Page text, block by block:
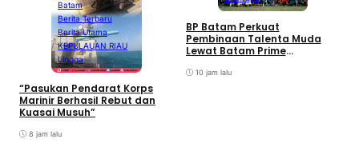
Batam
Berita Terbaru
Berita Utama
KEPULAUAN RIAU
Lingga
“Pasukan Pendarat Korps
Marinir Berhasil Rebut dan
Kuasai Musuh”
8 jam lalu
BP Batam Perkuat
Pembinaan Talenta Muda
Lewat Batam Prime
Football sebagai Festival
10 jam lalu